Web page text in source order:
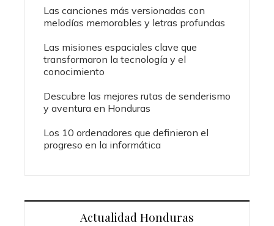
Las canciones más versionadas con
melodías memorables y letras profundas
Las misiones espaciales clave que
transformaron la tecnología y el
conocimiento
Descubre las mejores rutas de senderismo
y aventura en Honduras
Los 10 ordenadores que definieron el
progreso en la informática
Actualidad Honduras